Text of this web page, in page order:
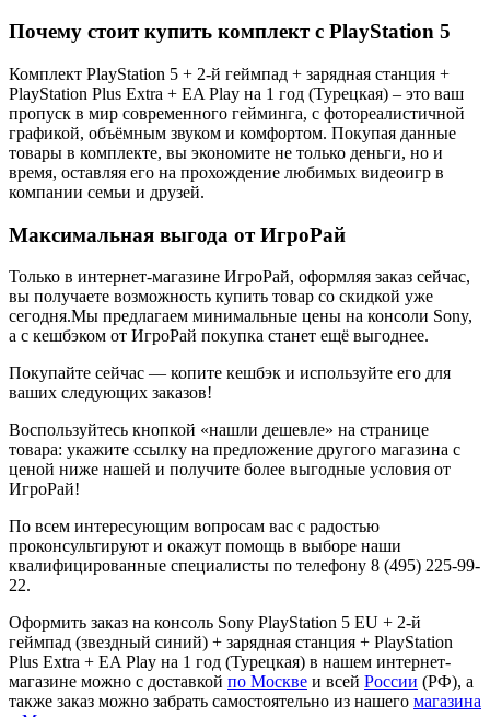
Почему стоит купить комплект с PlayStation 5
Комплект PlayStation 5 + 2-й геймпад + зарядная станция +
PlayStation Plus Extra + EA Play на 1 год (Турецкая) – это ваш
пропуск в мир современного гейминга, с фотореалистичной
графикой, объёмным звуком и комфортом. Покупая данные
товары в комплекте, вы экономите не только деньги, но и
время, оставляя его на прохождение любимых видеоигр в
компании семьи и друзей.
Максимальная выгода от ИгроРай
Только в интернет-магазине ИгроРай, оформляя заказ сейчас,
вы получаете возможность купить товар со скидкой уже
сегодня.Мы предлагаем минимальные цены на консоли Sony,
а с кешбэком от ИгроРай покупка станет ещё выгоднее.
Покупайте сейчас — копите кешбэк и используйте его для
ваших следующих заказов!
Воспользуйтесь кнопкой «нашли дешевле» на странице
товара: укажите ссылку на предложение другого магазина с
ценой ниже нашей и получите более выгодные условия от
ИгроРай!
По всем интересующим вопросам вас с радостью
проконсультируют и окажут помощь в выборе наши
квалифицированные специалисты по телефону 8 (495) 225-99-
22.
Оформить заказ на консоль Sony PlayStation 5 EU + 2-й
геймпад (звездный синий) + зарядная станция + PlayStation
Plus Extra + EA Play на 1 год (Турецкая) в нашем интернет-
магазине можно с доставкой по Москве и всей России (РФ), а
также заказ можно забрать самостоятельно из нашего магазина